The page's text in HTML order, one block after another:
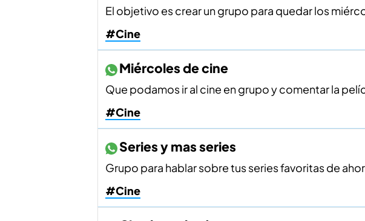
El objetivo es crear un grupo para quedar los
#Cine
Miércoles de cine
Que podamos ir al cine en grupo y comentar la
#Cine
Series y mas series
Grupo para hablar sobre tus series favoritas de
#Cine